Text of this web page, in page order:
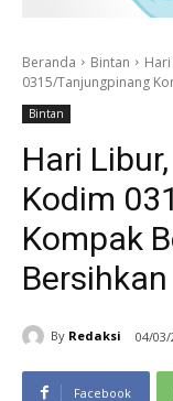
Beranda Bintan
0315/Tanjungpinang
Bintan
Hari
Kodim
Kompak
By Redaksi 04/03/
Facebook